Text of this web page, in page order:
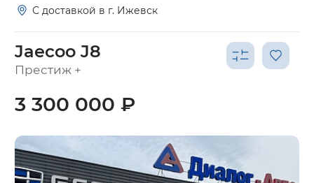
С доставкой в г. Ижевск
Jaecoo J8
Престиж +
3 300 000 ₽